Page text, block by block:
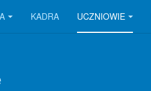
KADRA UCZNIOWIE